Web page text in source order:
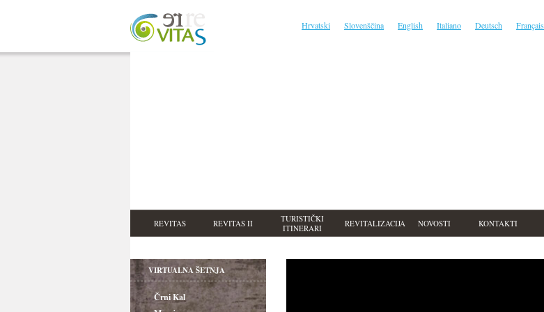
Hrvatski Slovenščina English Italiano Deutsch Français
REVITAS REVITAS II
TURISTIČKI
ITINERARI
REVITALIZACIJA NOVOSTI KONTAKTI
VIRTUALNA ŠETNJA
Črni Kal